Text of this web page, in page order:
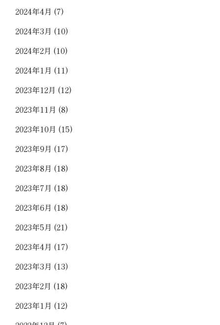
2024年4月 (7)
2024年3月 (10)
2024年2月 (10)
2024年1月 (11)
2023年12月 (12)
2023年11月 (8)
2023年10月 (15)
2023年9月 (17)
2023年8月 (18)
2023年7月 (18)
2023年6月 (18)
2023年5月 (21)
2023年4月 (17)
2023年3月 (13)
2023年2月 (18)
2023年1月 (12)